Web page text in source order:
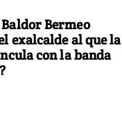
Baldor Bermeo
exalcalde al que la
con la banda